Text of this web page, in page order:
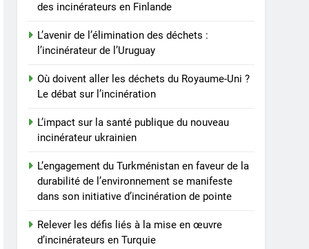
des incinérateurs en Finlande
L’avenir de l’élimination des déchets :
l’incinérateur de l’Uruguay
Où doivent aller les déchets du Royaume-Uni ?
Le débat sur l’incinération
L’impact sur la santé publique du nouveau
incinérateur ukrainien
L’engagement du Turkménistan en faveur de la
durabilité de l’environnement se manifeste
dans son initiative d’incinération de pointe
Relever les défis liés à la mise en œuvre
d’incinérateurs en Turquie